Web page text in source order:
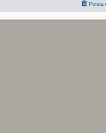
Poista